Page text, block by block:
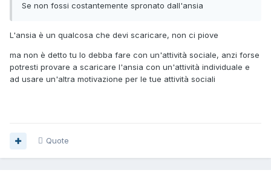
Se non fossi costantemente spronato dall'ansia
L'ansia è un qualcosa che devi scaricare, non ci piove
ma non è detto tu lo debba fare con un'attività sociale, anzi forse
potresti provare a scaricare l'ansia con un'attività individuale e
ad usare un'altra motivazione per le tue attività sociali
Quote